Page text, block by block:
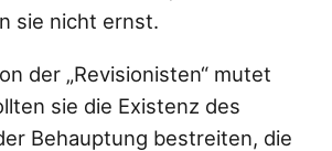
sie nicht ernst.
der „Revisionisten“ mutet
sie die Existenz des
Behauptung bestreiten, die